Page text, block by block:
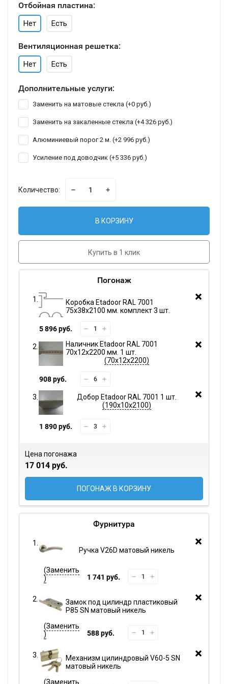
Отбойная пластина:
Нет Есть
Вентиляционная решетка:
Нет Есть
Дополнительные услуги:
Заменить на матовые стекла (+0 руб. )
Заменить на закаленные стекла (+4 326 руб. )
Алюминиевый порог 2 м. (+2 996 руб. )
Усиление под доводчик (+5 336 руб. )
Количество:
В КОРЗИНУ
Купить в 1 клик
Погонаж
Коробка Etadoor RAL 7001
75х38х2100 мм. комплект 3 шт.
5 896 руб.
Наличник Etadoor RAL 7001
70х12х2200 мм. 1 шт.
70х12х2200
908 руб.
Добор Etadoor RAL 7001 1 шт.
190х10х2100
1 890 руб.
Цена погонажа
17 014 руб.
ПОГОНАЖ В КОРЗИНУ
Фурнитура
Ручка V26D матовый никель
1 741 руб.
Замок под цилиндр пластиковый
P85 SN матовый никель
588 руб.
Механизм цилиндровый V60-5 SN
матовый никель